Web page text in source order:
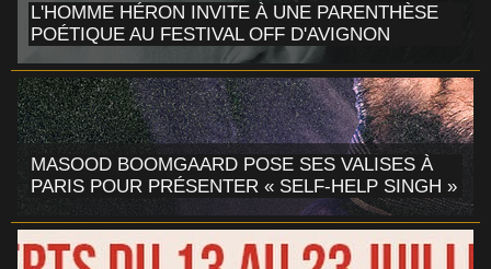
L'HOMME HÉRON INVITE À UNE PARENTHÈSE
POÉTIQUE AU FESTIVAL OFF D'AVIGNON
MASOOD BOOMGAARD POSE SES VALISES À
PARIS POUR PRÉSENTER « SELF-HELP SINGH »